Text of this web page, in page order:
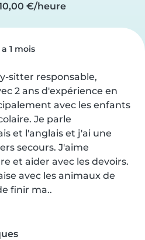
€/heure
a 1 mois
sitter responsable,
2 ans d'expérience en
avec les enfants
Je parle
et l'anglais et j'ai une
secours. J'aime
et aider avec les devoirs.
avec les animaux de
finir ma..